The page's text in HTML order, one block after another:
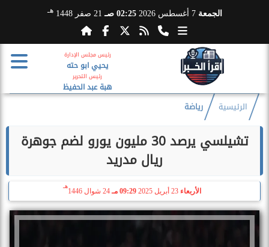
الجمعة 7 أغسطس 2026 02:25 صـ 21 صفر 1448 هـ
رئيس مجلس الإدارة
يحيي ابو حته
رئيس التحرير
هبة عبد الحفيظ
الرئيسية رياضة
تشيلسي يرصد 30 مليون يورو لضم جوهرة
ريال مدريد
الأربعاء 09:29 مـ 24 شوال 1446
هـ